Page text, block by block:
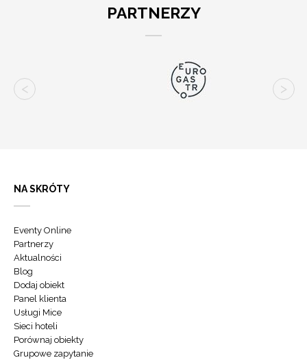
PARTNERZY
NA SKRÓTY
Eventy Online
Partnerzy
Aktualności
Blog
Dodaj obiekt
Panel klienta
Usługi Mice
Sieci hoteli
Porównaj obiekty
Grupowe zapytanie